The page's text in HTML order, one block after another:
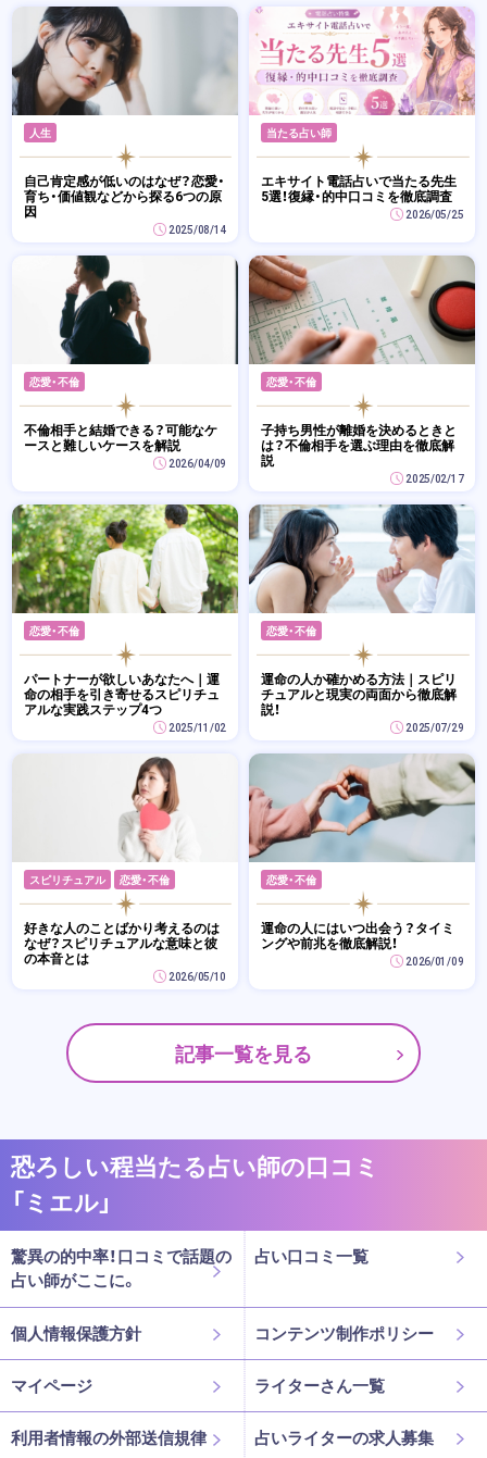
人生
自己肯定感が低いのはなぜ？恋愛・
育ち・価値観などから探る6つの原
因
2025/08/14
当たる占い師
エキサイト電話占いで当たる先生
5選！復縁・的中口コミを徹底調査
2026/05/25
恋愛・不倫
不倫相手と結婚できる？可能なケ
ースと難しいケースを解説
2026/04/09
恋愛・不倫
子持ち男性が離婚を決めるときと
は？不倫相手を選ぶ理由を徹底解
説
2025/02/17
恋愛・不倫
パートナーが欲しいあなたへ｜運
命の相手を引き寄せるスピリチュ
アルな実践ステップ4つ
2025/11/02
恋愛・不倫
運命の人か確かめる方法｜スピリ
チュアルと現実の両面から徹底解
説！
2025/07/29
スピリチュアル 恋愛・不倫
好きな人のことばかり考えるのは
なぜ？スピリチュアルな意味と彼
の本音とは
2026/05/10
恋愛・不倫
運命の人にはいつ出会う？タイミ
ングや前兆を徹底解説！
2026/01/09
記事一覧を見る
恐ろしい程当たる占い師の口コミ
「ミエル」
驚異の的中率！口コミで話題の
占い師がここに。
占い口コミ一覧
個人情報保護方針 コンテンツ制作ポリシー
マイページ ライターさん一覧
利用者情報の外部送信規律 占いライターの求人募集